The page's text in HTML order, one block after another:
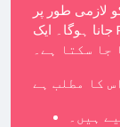
جانا ہوگا۔ ایک Page کو ایک یا زیادہ ذاتی صارف
جا سکتا ہے۔
ہیں۔